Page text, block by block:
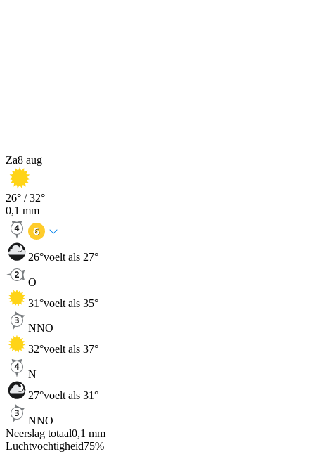
Za8 aug
26° /32°
0,1 mm
26°voelt als 27°
O
31°voelt als 35°
NNO
32°voelt als 37°
N
27°voelt als 31°
NNO
Neerslag totaal0,1 mm
Luchtvochtigheid75%